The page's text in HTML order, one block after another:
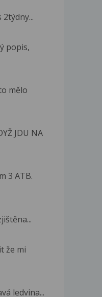
popis,
mělo
JDU NA
3 ATB.
že mi
ledvina...